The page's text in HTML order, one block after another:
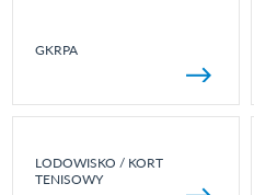
GKRPA
LODOWISKO / KORT
TENISOWY